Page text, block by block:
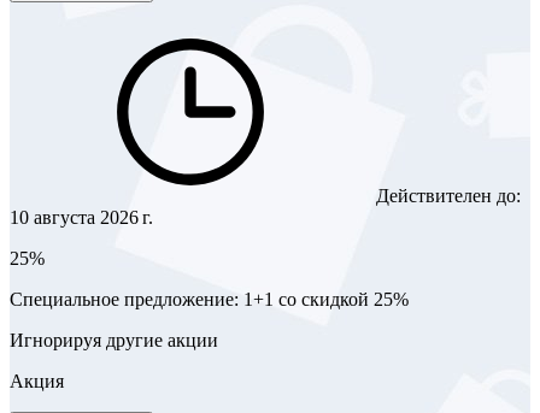
Действителен до:
10 августа 2026 г.
25%
Специальное предложение: 1+1 со скидкой 25%
Игнорируя другие акции
Акция